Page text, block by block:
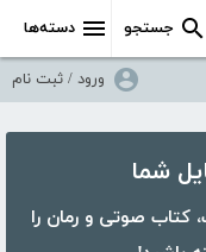
دسته‌ها جستجو
ورود / ثبت نام
کتابراه، بیش از ۵۰،۰۰۰ کتاب، کتاب صوتی و رمان را